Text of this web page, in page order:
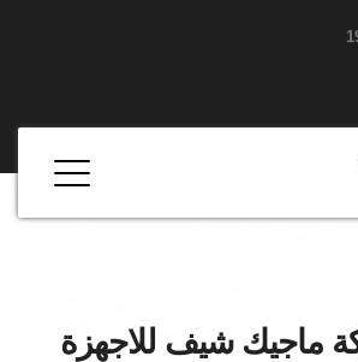
ماجيك شيف للاجهزة